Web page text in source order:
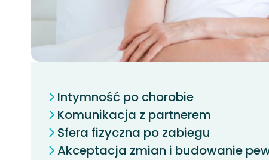
Intymność po chorobie
Komunikacja z partnerem
Sfera fizyczna po zabiegu
Akceptacja zmian i budowanie